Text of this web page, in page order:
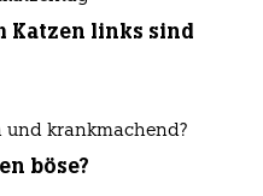
Katzen links sind
und krankmachend?
böse?